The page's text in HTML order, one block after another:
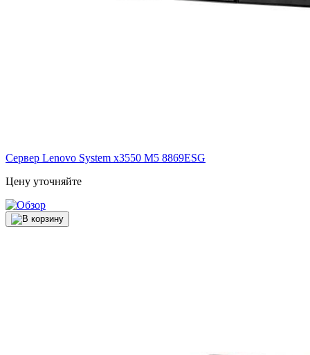
Сервер Lenovo System x3550 M5 8869ESG
Цену уточняйте